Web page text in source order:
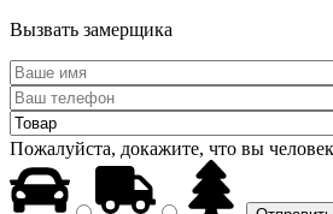
Вызвать замерщика
Пожалуйста, докажите, что вы